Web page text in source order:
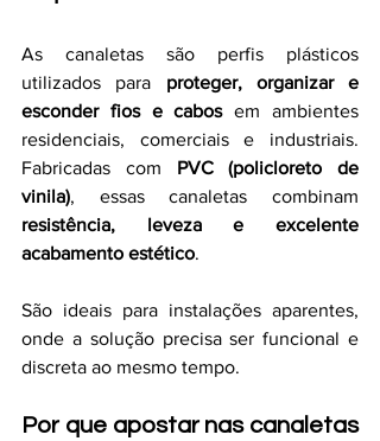
As canaletas são perfis plásticos
utilizados para proteger, organizar e
esconder fios e cabos em ambientes
residenciais, comerciais e industriais.
Fabricadas com PVC (policloreto de
vinila)
resistência, leveza e excelente
acabamento estético.
São ideais para instalações aparentes,
onde a solução precisa ser funcional e
discreta ao mesmo tempo.
Por que apostar nas canaletas